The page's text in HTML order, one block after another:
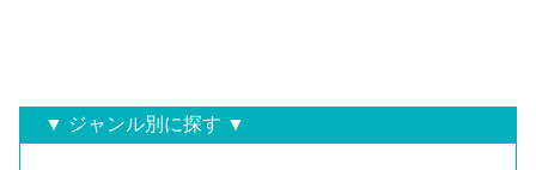
▼ ジャンル別に探す ▼